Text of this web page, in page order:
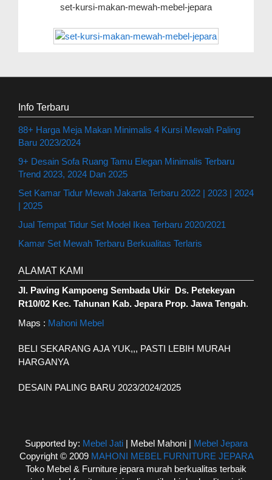
set-kursi-makan-mewah-mebel-jepara
Info Terbaru
88+ Harga Meja Makan Minimalis 4 Kursi Mewah Paling
Baru 2023/2024
9+ Desain Sofa Ruang Tamu Elegan Minimalis Terbaru
Trend 2023, 2024 Dan 2025
Set Kamar Tidur Mewah Jakarta Terbaru 2022 | 2023 | 2024
| 2025
Jual Tempat Tidur Set Model Ikea Terbaru 2020/2021
Kamar Set Mewah Terbaru Berkualitas Terlaris
ALAMAT KAMI
Jl. Paving Kampoeng Sembada Ukir Ds. Petekeyan
Rt10/02 Kec. Tahunan Kab. Jepara Prop. Jawa Tengah.
Maps : Mahoni Mebel
BELI SEKARANG AJA YUK,,, PASTI LEBIH MURAH
HARGANYA
DESAIN PALING BARU 2023/2024/2025
Supported by: Mebel Jati| Mebel Mahoni | Mebel Jepara
Copyright © 2009 MAHONI MEBEL FURNITURE JEPARA
Toko Mebel & Furniture jepara murah berkualitas terbaik